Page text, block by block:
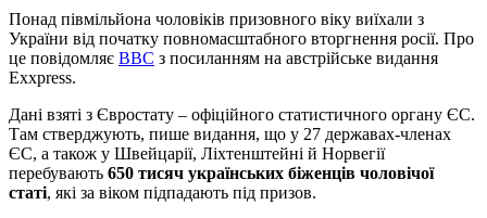
Понад півмільйона чоловіків призовного віку виїхали з
України від початку повномасштабного вторгнення росії. Про
це повідомляє BBC з посиланням на австрійське видання
Exxpress.
Дані взяті з Євростату – офіційного статистичного органу ЄС.
Там стверджують, пише видання, що у 27 державах-членах
ЄС, а також у Швейцарії, Ліхтенштейні й Норвегії
перебувають 650 тисяч українських біженців чоловічої
статі, які за віком підпадають під призов.